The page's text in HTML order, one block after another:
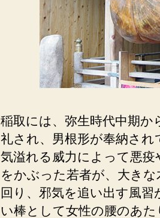
稲取には、弥生時代中期か
礼され、男根形が奉納さ
気溢れる威力によって悪
をかぶった若者が、大き
回り、邪気を追い出す風
い棒として女性の腰のあ